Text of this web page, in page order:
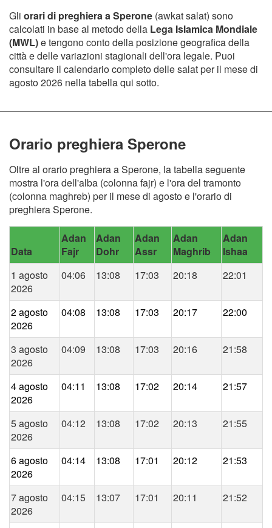
Gli orari di preghiera a Sperone (awkat salat) sono
calcolati in base al metodo della Lega Islamica Mondiale
(MWL)e tengono conto della posizione geografica della
città e delle variazioni stagionali dell'ora legale. Puoi
consultare il calendario completo delle salat per il mese di
agosto 2026 nella tabella qui sotto.
Orario preghiera Sperone
Oltre al orario preghiera a Sperone, la tabella seguente
mostra l'ora dell'alba (colonna fajr) e l'ora del tramonto
(colonna maghreb) per il mese di agosto e l'orario di
preghiera Sperone.
Data
Adan
Fajr
Adan
Dohr
Adan
Assr
Adan
Maghrib
Adan
Ishaa
1 agosto
2026
04:06 13:08 17:03 20:18 22:01
2 agosto
2026
04:08 13:08 17:03 20:17 22:00
3 agosto
2026
04:09 13:08 17:03 20:16 21:58
4 agosto
2026
04:11 13:08 17:02 20:14 21:57
5 agosto
2026
04:12 13:08 17:02 20:13 21:55
6 agosto
2026
04:14 13:08 17:01 20:12 21:53
7 agosto
2026
04:15 13:07 17:01 20:11 21:52